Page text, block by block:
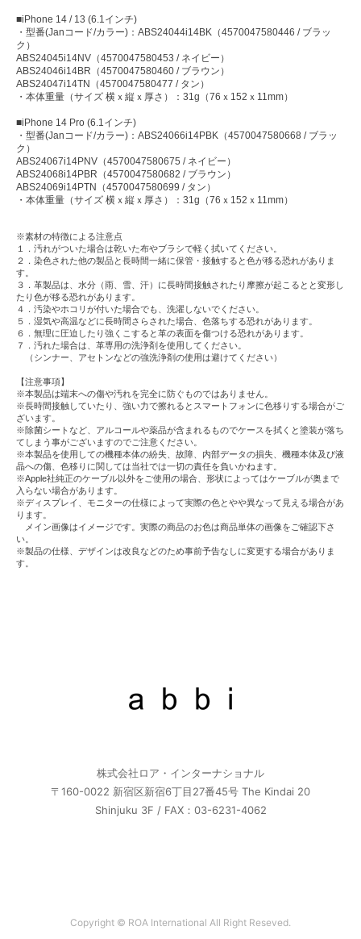
■iPhone 14 / 13 (6.1インチ)
・型番(Janコード/カラー)：ABS24044i14BK（4570047580446 / ブラッ
ク）
ABS24045i14NV（4570047580453 / ネイビー）
ABS24046i14BR（4570047580460 / ブラウン）
ABS24047i14TN（4570047580477 / タン）
・本体重量（サイズ 横ｘ縦ｘ厚さ）：31g（76ｘ152ｘ11mm）
■iPhone 14 Pro (6.1インチ)
・型番(Janコード/カラー)：ABS24066i14PBK（4570047580668 / ブラッ
ク）
ABS24067i14PNV（4570047580675 / ネイビー）
ABS24068i14PBR（4570047580682 / ブラウン）
ABS24069i14PTN（4570047580699 / タン）
・本体重量（サイズ 横ｘ縦ｘ厚さ）：31g（76ｘ152ｘ11mm）
※素材の特徴による注意点
１．汚れがついた場合は乾いた布やブラシで軽く拭いてください。
２．染色された他の製品と長時間一緒に保管・接触すると色が移る恐れがありま
す。
３．革製品は、水分（雨、雪、汗）に長時間接触されたり摩擦が起こるとと変形し
たり色が移る恐れがあります。
４．汚染やホコリが付いた場合でも、洗濯しないでください。
５．湿気や高温などに長時間さらされた場合、色落ちする恐れがあります。
６．無理に圧迫したり強くこすると革の表面を傷つける恐れがあります。
７．汚れた場合は、革専用の洗浄剤を使用してください。
（シンナー、アセトンなどの強洗浄剤の使用は避けてください）
【注意事項】
※本製品は端末への傷や汚れを完全に防ぐものではありません。
※長時間接触していたり、強い力で擦れるとスマートフォンに色移りする場合がご
ざいます。
※除菌シートなど、アルコールや薬品が含まれるものでケースを拭くと塗装が落ち
てしまう事がございますのでご注意ください。
※本製品を使用しての機種本体の紛失、故障、内部データの損失、機種本体及び液
晶への傷、色移りに関しては当社では一切の責任を負いかねます。
※Apple社純正のケーブル以外をご使用の場合、形状によってはケーブルが奥まで
入らない場合があります。
※ディスプレイ、モニターの仕様によって実際の色とやや異なって見える場合があ
ります。
メイン画像はイメージです。実際の商品のお色は商品単体の画像をご確認下さ
い。
※製品の仕様、デザインは改良などのため事前予告なしに変更する場合がありま
す。
株式会社ロア・インターナショナル
〒160-0022 新宿区新宿6丁目27番45号 The Kindai 20
Shinjuku 3F / FAX：03-6231-4062
Copyright © ROA International All Right Reseved.